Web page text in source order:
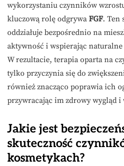
wykorzystaniu czynników
kluczową rolę odgrywa FGF. Ten
oddziałuje bezpośrednio na
aktywność i wspierając
W rezultacie, terapia oparta na
tylko przyczynia się do
również znacząco poprawia ich
przywracając im zdrowy wygląd i
Jakie jest
skuteczność
kosmetykach?